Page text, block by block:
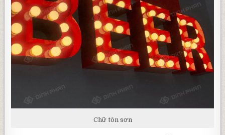
Chữ tôn sơn